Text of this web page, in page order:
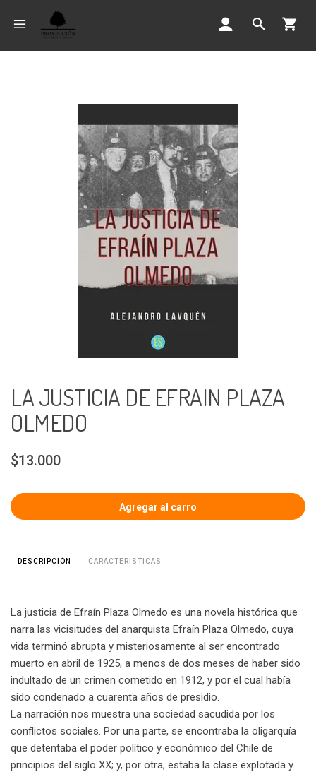
LA JUSTICIA DE EFRAIN PLAZA
OLMEDO
$13.000
DESCRIPCIÓN CARACTERÍSTICAS
La justicia de Efraín Plaza Olmedo es una novela histórica que
narra las vicisitudes del anarquista Efraín Plaza Olmedo, cuya
vida terminó abrupta y misteriosamente al ser encontrado
muerto en abril de 1925, a menos de dos meses de haber sido
indultado de un crimen cometido en 1912, y por el cual había
sido condenado a cuarenta años de presidio.
La narración nos muestra una sociedad sacudida por los
conflictos sociales. Por una parte, se encontraba la oligarquía
que detentaba el poder político y económico del Chile de
principios del siglo XX; y, por otra, estaba la clase explotada y